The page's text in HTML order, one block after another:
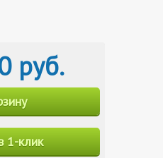
руб.
1-клик